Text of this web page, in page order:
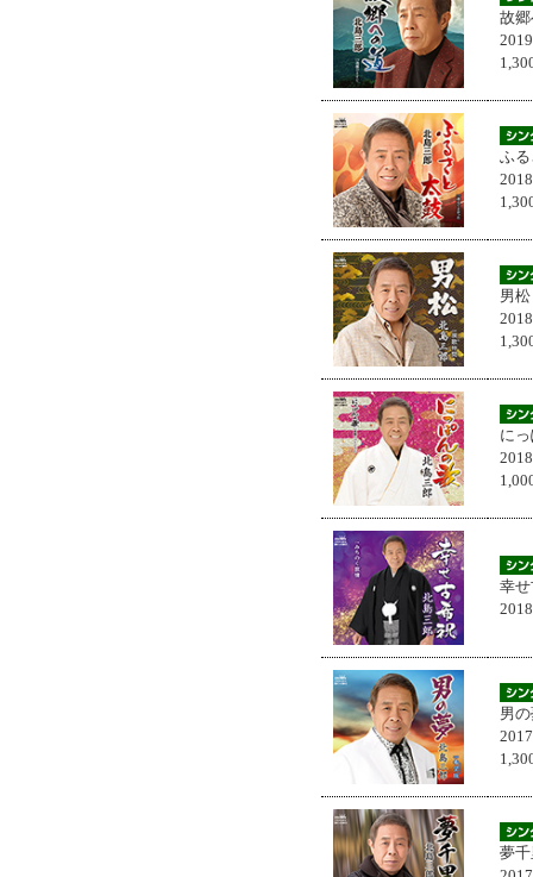
故
ふ
男松
に
幸
男
夢